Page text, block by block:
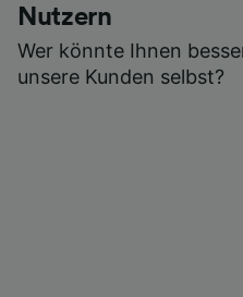
Nutzern
Wer könnte Ihnen
unsere Kunden selbst?